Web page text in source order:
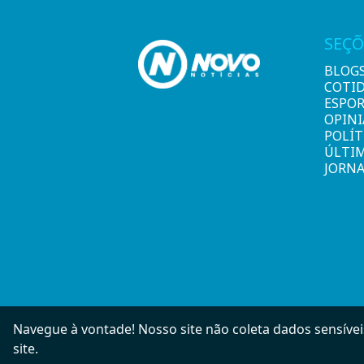
Navegue à vontade! Nosso site não coleta dados
site.